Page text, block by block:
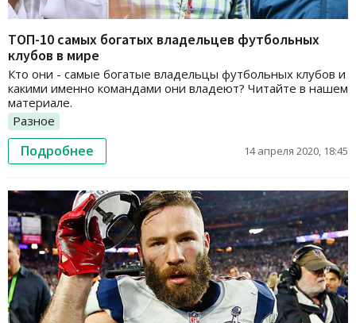
ТОП-10 самых богатых владельцев футбольных
клубов в мире
Кто они - самые богатые владельцы футбольных клубов и
какими именно командами они владеют? Читайте в нашем
материале.
Разное
Подробнее 14 апреля 2020, 18:45